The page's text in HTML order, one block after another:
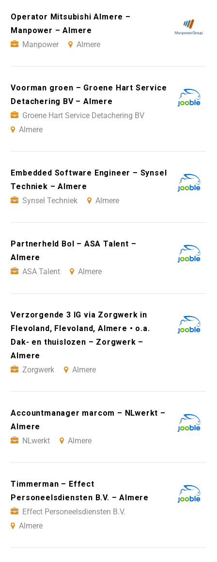
Operator Mitsubishi Almere –
Manpower – Almere
Manpower
Almere
Voorman groen – Groene Hart Service
Detachering BV – Almere
Groene Hart Service Detachering BV
Almere
Embedded Software Engineer – Synsel
Techniek – Almere
Synsel Techniek
Almere
Partnerheld Bol – ASA Talent –
Almere
ASA Talent
Almere
Verzorgende 3 IG via Zorgwerk in
Flevoland, Flevoland, Almere • o.a.
Dak- en thuislozen – Zorgwerk –
Almere
Zorgwerk
Almere
Accountmanager marcom – NLwerkt –
Almere
NLwerkt
Almere
Timmerman – Effect
Personeelsdiensten B.V. – Almere
Effect Personeelsdiensten B.V.
Almere